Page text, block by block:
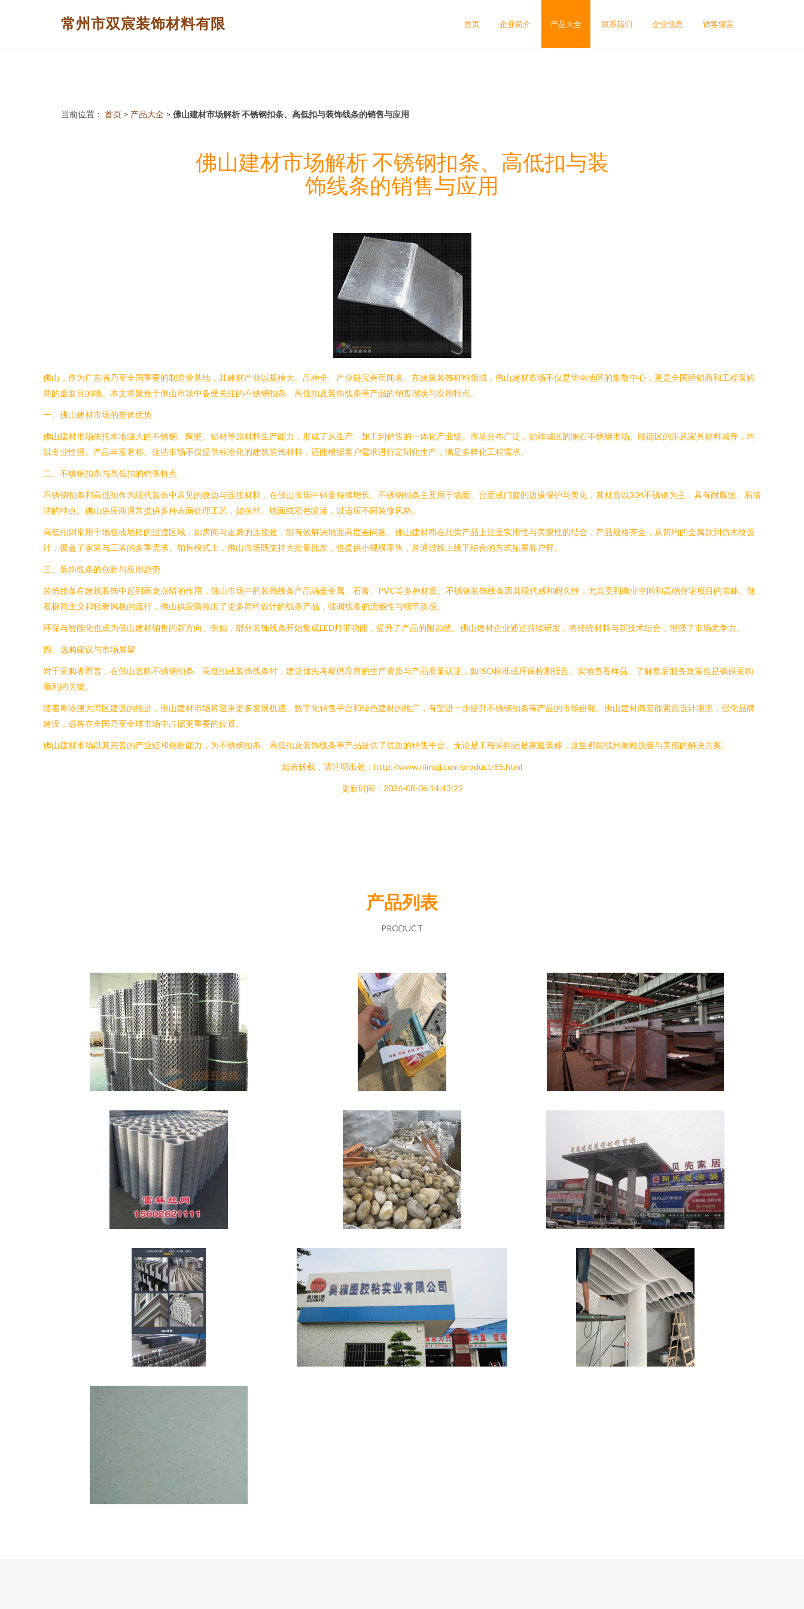
常州市双宸装饰材料有限 首页 企业简介 产品大全 联系我们 企业信息 访客留言
当前位置： 首页 > 产品大全 > 佛山建材市场解析 不锈钢扣条、高低扣与装饰线条的销售与应用
佛山建材市场解析 不锈钢扣条、高低扣与装
饰线条的销售与应用
佛山，作为广东省乃至全国重要的制造业基地，其建材产业以规模大、品种全、产业链完善而闻名。在建筑装饰材料领域，佛山建材市场不仅是华南地区的集散中心，更是全国经销商和工程采购
商的重要目的地。本文将聚焦于佛山市场中备受关注的不锈钢扣条、高低扣及装饰线条等产品的销售现状与应用特点。
一、佛山建材市场的整体优势
佛山建材市场依托本地强大的不锈钢、陶瓷、铝材等原材料生产能力，形成了从生产、加工到销售的一体化产业链。市场分布广泛，如禅城区的澜石不锈钢市场、顺德区的乐从家具材料城等，均
以专业性强、产品丰富著称。这些市场不仅提供标准化的建筑装饰材料，还能根据客户需求进行定制化生产，满足多样化工程需求。
二、不锈钢扣条与高低扣的销售特点
不锈钢扣条和高低扣作为现代装饰中常见的收边与连接材料，在佛山市场中销量持续增长。不锈钢扣条主要用于墙面、台面或门窗的边缘保护与美化，其材质以304不锈钢为主，具有耐腐蚀、易清
洁的特点。佛山供应商通常提供多种表面处理工艺，如拉丝、镜面或彩色喷涂，以适应不同装修风格。
高低扣则常用于地板或地砖的过渡区域，如房间与走廊的连接处，能有效解决地面高度差问题。佛山建材商在此类产品上注重实用性与美观性的结合，产品规格齐全，从简约的金属款到仿木纹设
计，覆盖了家装与工装的多重需求。销售模式上，佛山市场既支持大批量批发，也提供小规模零售，并通过线上线下结合的方式拓展客户群。
三、装饰线条的创新与应用趋势
装饰线条在建筑装饰中起到画龙点睛的作用，佛山市场中的装饰线条产品涵盖金属、石膏、PVC等多种材质。不锈钢装饰线条因其现代感和耐久性，尤其受到商业空间和高端住宅项目的青睐。随
着极简主义和轻奢风格的流行，佛山供应商推出了更多简约设计的线条产品，强调线条的流畅性与细节质感。
环保与智能化也成为佛山建材销售的新方向。例如，部分装饰线条开始集成LED灯带功能，提升了产品的附加值。佛山建材企业通过持续研发，将传统材料与新技术结合，增强了市场竞争力。
四、选购建议与市场展望
对于采购者而言，在佛山选购不锈钢扣条、高低扣或装饰线条时，建议优先考察供应商的生产资质与产品质量认证，如ISO标准或环保检测报告。实地查看样品、了解售后服务政策也是确保采购
顺利的关键。
随着粤港澳大湾区建设的推进，佛山建材市场将迎来更多发展机遇。数字化销售平台和绿色建材的推广，有望进一步提升不锈钢扣条等产品的市场份额。佛山建材商若能紧跟设计潮流，强化品牌
建设，必将在全国乃至全球市场中占据更重要的位置。
佛山建材市场以其完善的产业链和创新能力，为不锈钢扣条、高低扣及装饰线条等产品提供了优质的销售平台。无论是工程采购还是家庭装修，这里都能找到兼顾质量与美感的解决方案。
如若转载，请注明出处：http://www.nimqjj.com/product/85.html
更新时间：2026-08-06 14:43:22
产品列表
PRODUCT